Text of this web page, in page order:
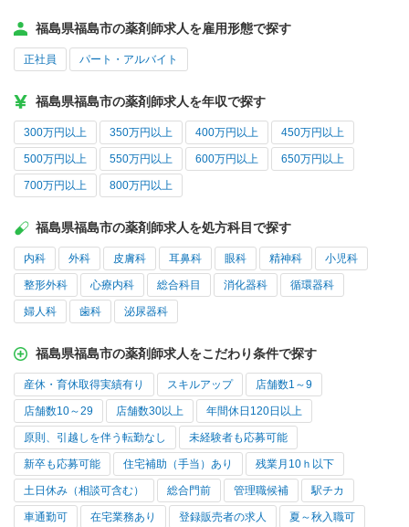
福島県福島市の薬剤師求人を雇用形態で探す
正社員 パート・アルバイト
福島県福島市の薬剤師求人を年収で探す
300万円以上 350万円以上 400万円以上 450万円以上
500万円以上 550万円以上 600万円以上 650万円以上
700万円以上 800万円以上
福島県福島市の薬剤師求人を処方科目で探す
内科 外科 皮膚科 耳鼻科 眼科 精神科 小児科
整形外科 心療内科 総合科目 消化器科 循環器科
婦人科 歯科 泌尿器科
福島県福島市の薬剤師求人をこだわり条件で探す
産休・育休取得実績有り スキルアップ 店舗数1～9
店舗数10～29 店舗数30以上 年間休日120日以上
原則、引越しを伴う転勤なし 未経験者も応募可能
新卒も応募可能 住宅補助（手当）あり 残業月10ｈ以下
土日休み（相談可含む） 総合門前 管理職候補 駅チカ
車通勤可 在宅業務あり 登録販売者の求人 夏～秋入職可